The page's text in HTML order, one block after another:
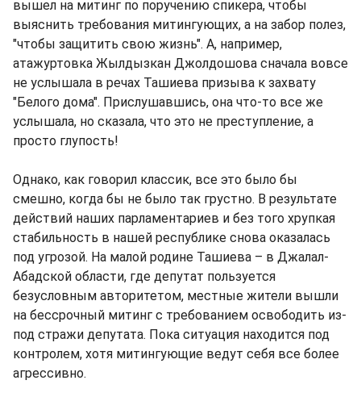
вышел на митинг по поручению спикера, чтобы
выяснить требования митингующих, а на забор полез,
"чтобы защитить свою жизнь". А, например,
атажуртовка Жылдызкан Джолдошова сначала вовсе
не услышала в речах Ташиева призыва к захвату
"Белого дома". Прислушавшись, она что-то все же
услышала, но сказала, что это не преступление, а
просто глупость!
Однако, как говорил классик, все это было бы
смешно, когда бы не было так грустно. В результате
действий наших парламентариев и без того хрупкая
стабильность в нашей республике снова оказалась
под угрозой. На малой родине Ташиева – в Джалал-
Абадской области, где депутат пользуется
безусловным авторитетом, местные жители вышли
на бессрочный митинг с требованием освободить из-
под стражи депутата. Пока ситуация находится под
контролем, хотя митингующие ведут себя все более
агрессивно.